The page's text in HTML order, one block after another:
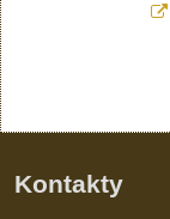
Kontakty